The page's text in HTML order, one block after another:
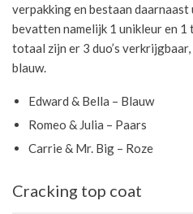
verpakking en bestaan
bevatten namelijk 1 unikleur en
totaal zijn er 3 duo’s
blauw.
Edward & Bella – Blauw
Romeo & Julia – Paars
Carrie & Mr. Big – Roze
Cracking top coat